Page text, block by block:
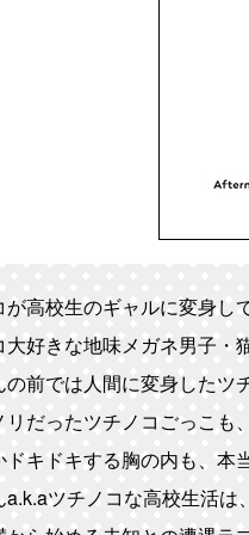
が高校生のギャルに変身し
大好きな地味メガネ男子・
の前では人間に変身したツ
リだったツチノコごっこも
ドキドキする胸の内も、本
a.k.aツチノコな高校生活